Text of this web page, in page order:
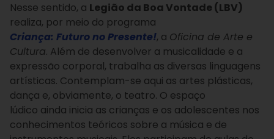
Nesse sentido, a Legião da Boa Vontade (LBV)
realiza, por meio do programa
Criança: Futuro no Presente!, a Oficina de Arte e
Cultura. Além de desenvolver a musicalidade e a
expressão corporal, trabalha as diversas linguagens
artísticas. Contemplam-se aqui as artes plásticas,
dança e, obviamente, o teatro. O espaço
lúdico ainda inicia as crianças e os adolescentes nos
conhecimentos teóricos sobre a música e de